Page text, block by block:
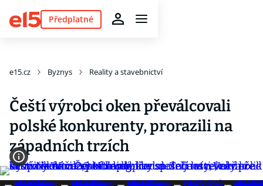
Předplatné
e15.cz Byznys Reality a stavebnictví
Čeští výrobci oken převálcovali
polské konkurenty, prorazili na
západních trzích